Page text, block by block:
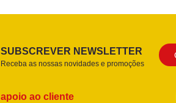
SUBSCREVER NEWSLETTER
Receba as nossas novidades e promoções
apoio ao cliente